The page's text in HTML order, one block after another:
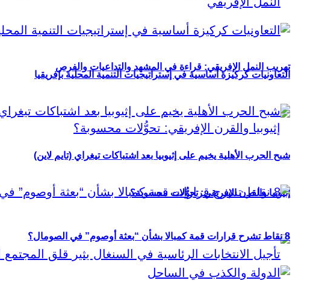
تهريب النمل الإفريقي: قراءة في المشهد والتداعيات والفرص
إثيوبيا والقرن الإفريقي: تحوُّلات محسوبة؟
التعاونيات كركيزة أساسية في إستراتيجيات التنمية المحلية بإفريقيا
شبح الحرب الأهلية يخيم على إثيوبيا بعد اشتباكات تيغراي (تايم لاين)
8 نقاط تشرح قرارات قمة كمبالا بشأن “بعثة أوصوم” في الصومال؟